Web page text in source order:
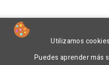
Utilizamos
Puedes aprender más